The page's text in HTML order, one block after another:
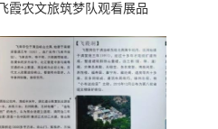
霞农文旅筑梦队观看展品